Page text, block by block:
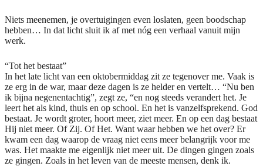
Niets meenemen, je overtuigingen even loslaten, geen boodschap
hebben… In dat licht sluit ik af met nóg een verhaal vanuit mijn
werk.
“Tot het bestaat”
In het late licht van een oktobermiddag zit ze tegenover me. Vaak is
ze erg in de war, maar deze dagen is ze helder en vertelt… “Nu ben
ik bijna negenentachtig”, zegt ze, “en nog steeds verandert het. Je
leert het als kind, thuis en op school. En het is vanzelfsprekend. God
bestaat. Je wordt groter, hoort meer, ziet meer. En op een dag bestaat
Hij niet meer. Of Zij. Of Het. Want waar hebben we het over? Er
kwam een dag waarop de vraag niet eens meer belangrijk voor me
was. Het maakte me eigenlijk niet meer uit. De dingen gingen zoals
ze gingen. Zoals in het leven van de meeste mensen, denk ik.